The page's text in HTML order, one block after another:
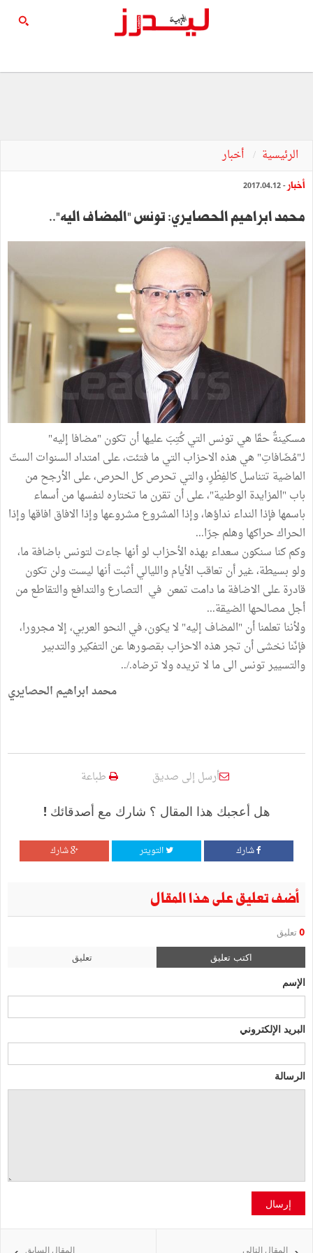
الرئيسية أخبار
أخبار - 2017.04.12
محمد ابراهيم الحصايري: تونس "المضاف اليه"..
مسكينةٌ حقّا هي تونس التي كُتِبَ عليها أن تكون "مضافا إليه"
لـ"مُضَافاتِ" هي هذه الاحزاب التي ما فتئت، على امتداد السنوات الستّ
الماضية تتناسل كالفِطْرِ، والتي تحرص كل الحرص، على الأرجح من
باب "المزايدة الوطنية"، على أن تقرن ما تختاره لنفسها من أسماء
باسمها فإذا النداء نداؤها، وإذا المشروع مشروعها وإذا الافاق افاقها وإذا
الحراك حراكها وهلم جرّا...
وكم كنا سنكون سعداء بهذه الأحزاب لو أنها جاءت لتونس باضافة ما،
ولو بسيطة، غير أن تعاقب الأيام والليالي أثبت أنها ليست ولن تكون
قادرة على الاضافة ما دامت تمعن في التصارع والتدافع والتقاطع من
أجل مصالحها الضيقة...
ولأننا تعلمنا أن "المضاف إليه" لا يكون، في النحو العربي، إلا مجرورا،
فإنّنا نخشى أن تجر هذه الاحزاب بقصورها عن التفكير والتدبير
والتسيير تونس الى ما لا تريده ولا ترضاه./..
محمد ابراهيم الحصايري
أرسل إلى صديق طباعة
هل أعجبك هذا المقال ؟ شارك مع أصدقائك !
شارك التويتر شارك
أضف تعليق على هذا المقال
0 تعليق
اكتب تعليق تعليق
الإسم
البريد الإلكتروني
الرسالة
إرسال
المقال السابق المقال التالي